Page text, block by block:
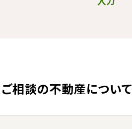
ご相談の不動産について